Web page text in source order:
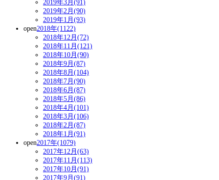
2019年3月(91)
2019年2月(90)
2019年1月(93)
open2018年(1122)
2018年12月(72)
2018年11月(121)
2018年10月(90)
2018年9月(87)
2018年8月(104)
2018年7月(90)
2018年6月(87)
2018年5月(86)
2018年4月(101)
2018年3月(106)
2018年2月(87)
2018年1月(91)
open2017年(1079)
2017年12月(63)
2017年11月(113)
2017年10月(91)
2017年9月(91)